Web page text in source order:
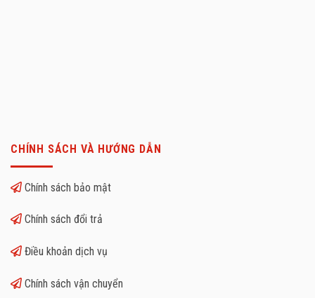
CHÍNH SÁCH VÀ HƯỚNG DẪN
Chính sách bảo mật
Chính sách đổi trả
Điều khoản dịch vụ
Chính sách vận chuyển